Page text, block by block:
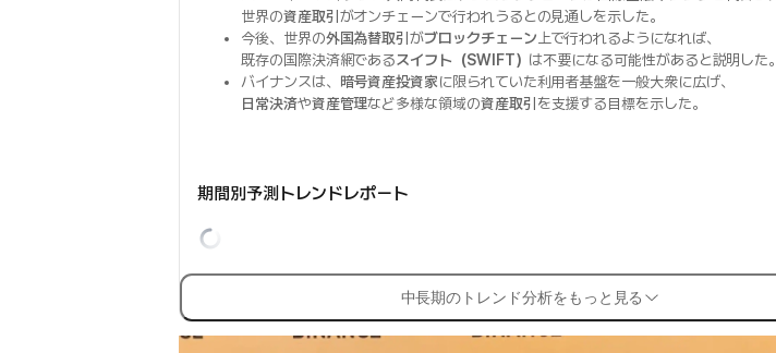
世界の資産取引 がオンチェーンで行われうるとの見通しを示した。
今後、世界の外国為替取引がブロックチェーン 上で行われるようになれば、
既存の国際決済網であるスイフト（SWIFT） は不要になる可能性があると説明した。
バイナンスは、 暗号資産投資家に限られていた利用者基盤を一般大衆に広げ、
日常決済や資産管理など多様な領域の資産取引 を支援する目標を示した。
期間別予測トレンドレポート
中長期のトレンド分析をもっと見る